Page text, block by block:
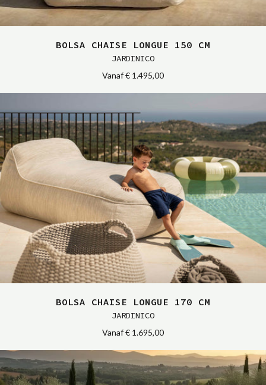
BOLSA CHAISE LONGUE 150 CM
JARDINICO
Vanaf€ 1.495,00
BOLSA CHAISE LONGUE 170 CM
JARDINICO
Vanaf€ 1.695,00